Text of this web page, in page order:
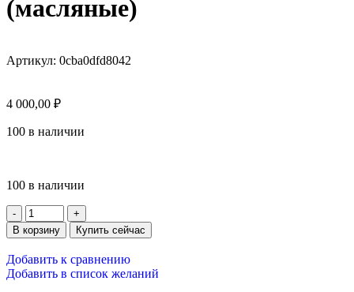
(масляные)
Артикул: 0cba0dfd8042
4 000,00 ₽
100 в наличии
100 в наличии
В корзину Купить сейчас
Добавить к сравнению
Добавить в список желаний